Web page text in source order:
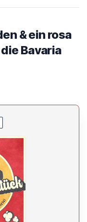
& ein rosa
Bavaria